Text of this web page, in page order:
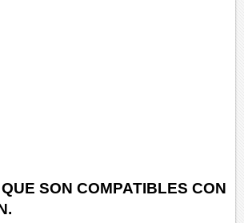
SON COMPATIBLES CON